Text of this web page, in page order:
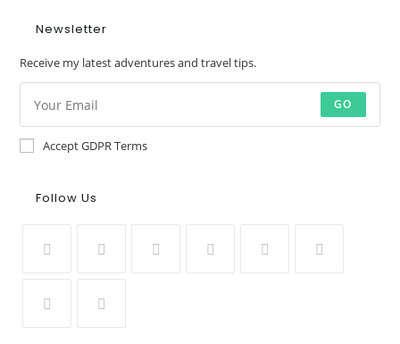
Newsletter
Receive my latest adventures and travel tips.
GO
Accept GDPR Terms
Follow Us